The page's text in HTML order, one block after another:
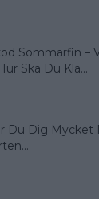
Sommarfin –
Ska Du Klä...
Du Dig Mycket